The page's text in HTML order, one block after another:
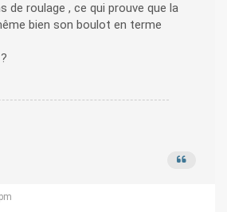
de roulage , ce qui prouve que la
bien son boulot en terme